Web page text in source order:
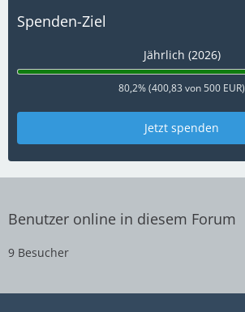
Spenden-Ziel
Jährlich (2026)
80,2% (400,83 von 500 EUR)
Jetzt spenden
Benutzer online in diesem Forum
9 Besucher